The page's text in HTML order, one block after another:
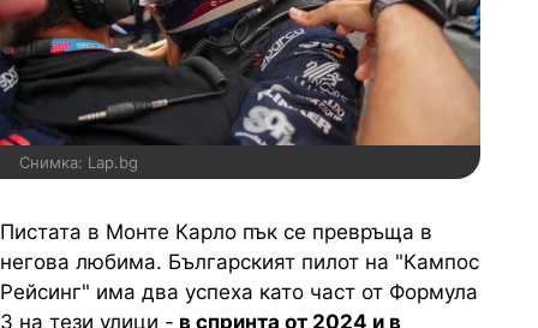
Снимка: Lap.bg
Пистата в Монте Карло пък се превръща в
негова любима. Българският пилот на "Кампос
Рейсинг" има два успеха като част от Формула
3 на тези улици - в спринта от 2024 и в